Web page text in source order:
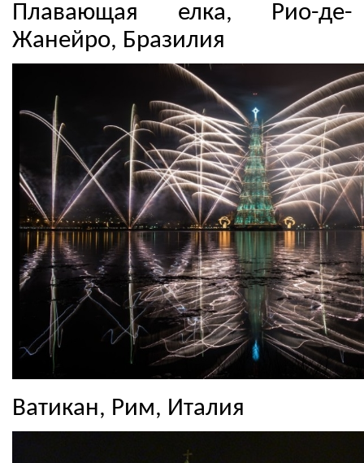
Плавающая елка, Рио-де-
Жанейро, Бразилия
Ватикан, Рим, Италия